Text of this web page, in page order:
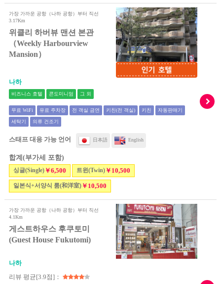
가장 가까운 공항（나하 공항）부터 직선
3.17Km
위클리 하버뷰 맨션 본관
（Weekly Harbourview
Mansion）
나하
비즈니스 호텔 콘도미니엄 그 외
무료 WiFi 유료 주차장 전 객실 금연 키친(전 객실) 키친 자동판매기
세탁기 의류 건조기
스태프 대응 가능 언어 日本語 English
합계(부가세 포함)
싱글(Single)￥6,500 트윈(Twin)￥10,500
일본식+서양식 룸(和洋室)￥10,500
가장 가까운 공항（나하 공항）부터 직선
4.1Km
게스트하우스 후쿠토미
(Guest House Fukutomi)
나하
리뷰 평균[3.9점]：